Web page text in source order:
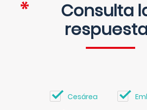
Consulta
Cesárea